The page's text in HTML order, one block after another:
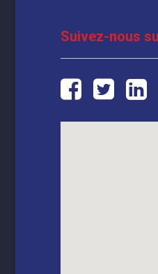
Suivez-nous